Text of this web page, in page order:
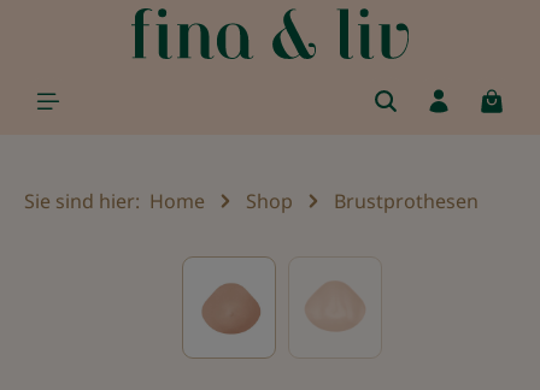
springen
Sie sind hier: Home Shop Brustprothesen
Bildergalerie überspringen